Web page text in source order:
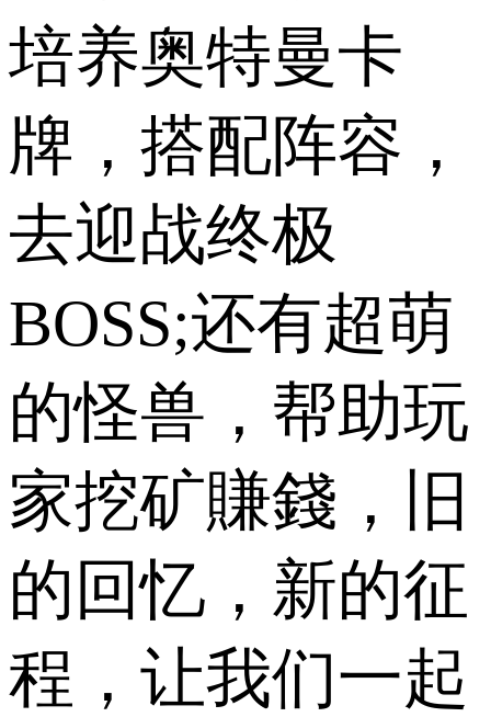
培养奥特曼卡
牌，搭配阵容，
去迎战终极
BOSS;还有超萌
的怪兽，帮助玩
家挖矿賺錢，旧
的回忆，新的征
程，让我们一起